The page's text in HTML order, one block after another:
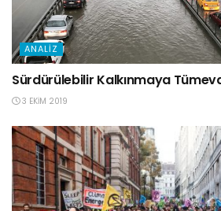
ANALIZ
Sürdürülebilir Kalkınmaya
3 EKIM 2019